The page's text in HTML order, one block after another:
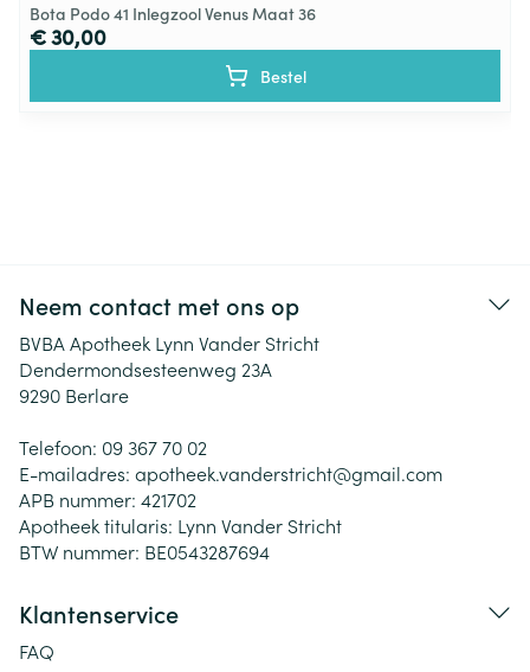
Bota Podo 41 Inlegzool Venus Maat 36
€ 30,00
Bestel
Neem contact met ons op
BVBA Apotheek Lynn Vander Stricht
Dendermondsesteenweg 23A
9290 Berlare
Telefoon: 09 367 70 02
E-mailadres: apotheek.vanderstricht@gmail.com
APB nummer: 421702
Apotheek titularis: Lynn Vander Stricht
BTW nummer: BE0543287694
Klantenservice
FAQ